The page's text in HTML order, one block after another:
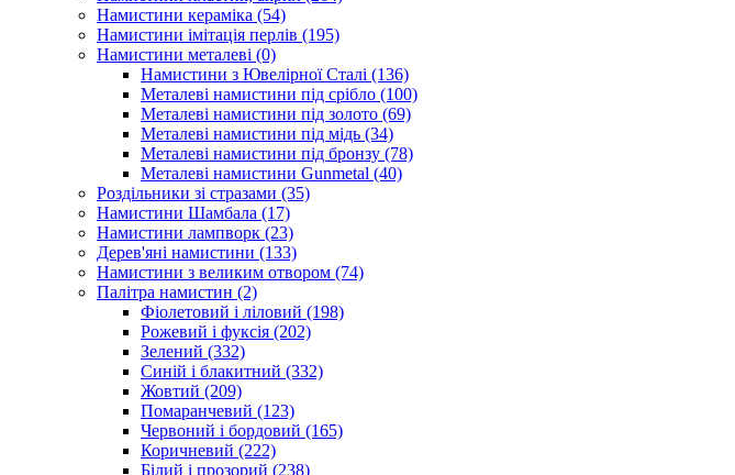
Намистини кераміка (54)
Намистини імітація перлів (195)
Намистини металеві (0)
Намистини з Ювелірної Сталі (136)
Металеві намистини під срібло (100)
Металеві намистини під золото (69)
Металеві намистини під мідь (34)
Металеві намистини під бронзу (78)
Металеві намистини Gunmetal (40)
Роздільники зі стразами (35)
Намистини Шамбала (17)
Намистини лампворк (23)
Дерев'яні намистини (133)
Намистини з великим отвором (74)
Палітра намистин (2)
Фіолетовий і ліловий (198)
Рожевий і фуксія (202)
Зелений (332)
Синій і блакитний (332)
Жовтий (209)
Помаранчевий (123)
Червоний і бордовий (165)
Коричневий (222)
Білий і прозорий (238)